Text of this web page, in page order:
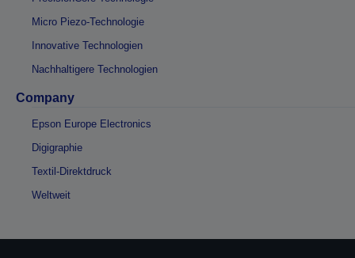
Micro Piezo-Technologie
Innovative Technologien
Nachhaltigere Technologien
Company
Epson Europe Electronics
Digigraphie
Textil-Direktdruck
Weltweit